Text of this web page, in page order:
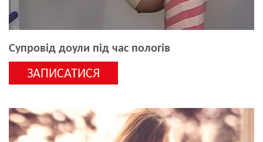
Супровід доули під час пологів
ЗАПИСАТИСЯ